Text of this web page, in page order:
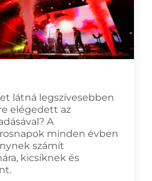
látná legszívesebben
elégedett az
A
minden évben
számít
kicsiknek és